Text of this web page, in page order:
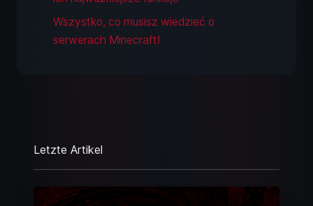
Wszystko, co musisz wiedzieć o
serwerach Minecraft!
Letzte Artikel